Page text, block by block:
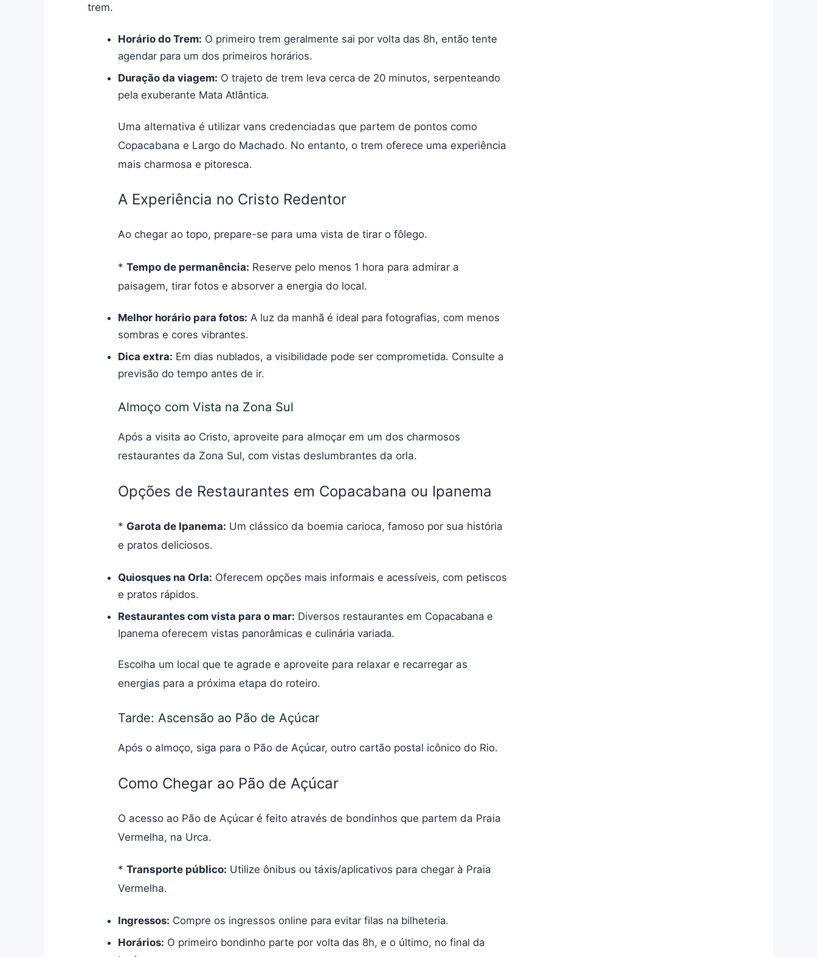
trem.
Horário do Trem: O primeiro trem geralmente sai por volta das 8h, então tente
agendar para um dos primeiros horários.
Duração da viagem: O trajeto de trem leva cerca de 20 minutos, serpenteando
pela exuberante Mata Atlântica.
Uma alternativa é utilizar vans credenciadas que partem de pontos como
Copacabana e Largo do Machado. No entanto, o trem oferece uma experiência
mais charmosa e pitoresca.
A Experiência no Cristo Redentor
Ao chegar ao topo, prepare-se para uma vista de tirar o fôlego.
*Tempo de permanência: Reserve pelo menos 1 hora para admirar a
paisagem, tirar fotos e absorver a energia do local.
Melhor horário para fotos: A luz da manhã é ideal para fotografias, com menos
sombras e cores vibrantes.
Dica extra: Em dias nublados, a visibilidade pode ser comprometida. Consulte a
previsão do tempo antes de ir.
Almoço com Vista na Zona Sul
Após a visita ao Cristo, aproveite para almoçar em um dos charmosos
restaurantes da Zona Sul, com vistas deslumbrantes da orla.
Opções de Restaurantes em Copacabana ou Ipanema
* Garota de Ipanema: Um clássico da boemia carioca, famoso por sua história
e pratos deliciosos.
Quiosques na Orla: Oferecem opções mais informais e acessíveis, com petiscos
e pratos rápidos.
Restaurantes com vista para o mar: Diversos restaurantes em Copacabana e
Ipanema oferecem vistas panorâmicas e culinária variada.
Escolha um local que te agrade e aproveite para relaxar e recarregar as
energias para a próxima etapa do roteiro.
Tarde: Ascensão ao Pão de Açúcar
Após o almoço, siga para o Pão de Açúcar, outro cartão postal icônico do Rio.
Como Chegar ao Pão de Açúcar
O acesso ao Pão de Açúcar é feito através de bondinhos que partem da Praia
Vermelha, na Urca.
*Transporte público: Utilize ônibus ou táxis/aplicativos para chegar à Praia
Vermelha.
Ingressos: Compre os ingressos online para evitar filas na bilheteria.
Horários: O primeiro bondinho parte por volta das 8h, e o último, no final da